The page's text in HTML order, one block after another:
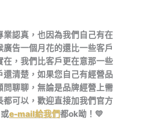
認真，也因為我們自己有在
告一個月花的還比一些客戶
在，我們比客戶更在意那一些
還清楚，如果您自己有經營品
問聊聊，無論是品牌經營上需
可以，歡迎直接加我們官方
e-mail給我們都ok呦！💛